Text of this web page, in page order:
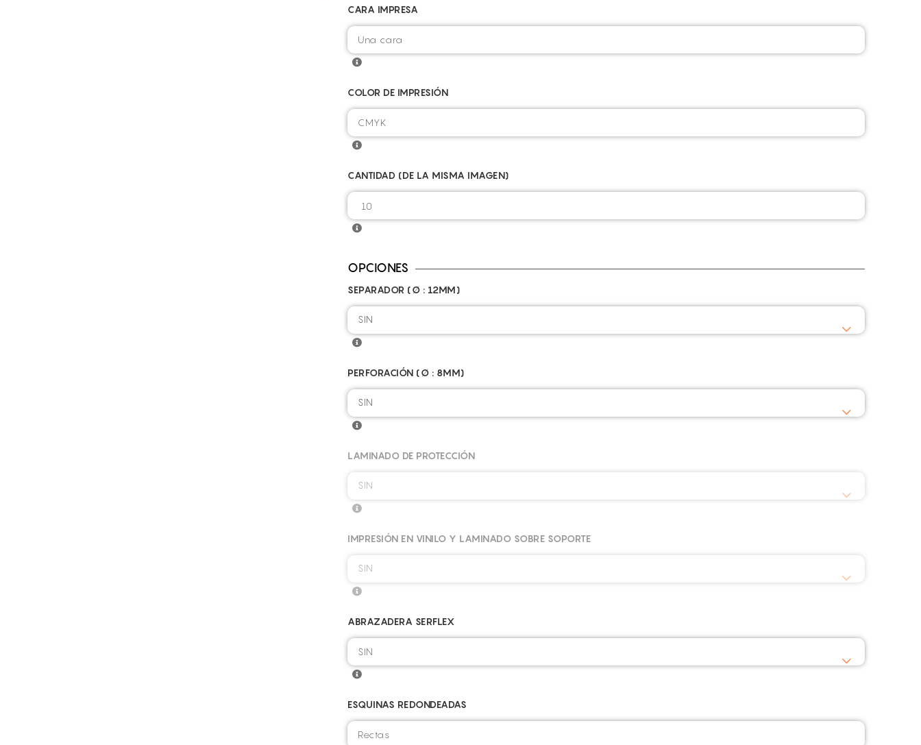
CARA IMPRESA
COLOR DE IMPRESIÓN
CANTIDAD (DE LA MISMA IMAGEN)
OPCIONES
SEPARADOR (Ø : 12MM)
SIN
PERFORACIÓN (Ø : 8MM)
SIN
LAMINADO DE PROTECCIÓN
SIN
IMPRESIÓN EN VINILO Y LAMINADO SOBRE SOPORTE
SIN
ABRAZADERA SERFLEX
ESQUINAS REDONDEADAS